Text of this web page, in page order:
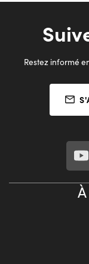
Restez informé